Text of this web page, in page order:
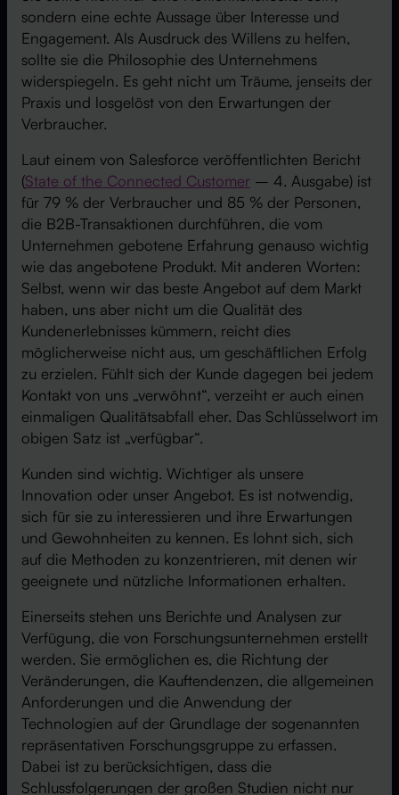
sondern eine echte Aussage über Interesse und
Engagement. Als Ausdruck des Willens zu helfen,
sollte sie die Philosophie des Unternehmens
widerspiegeln. Es geht nicht um Träume, jenseits der
Praxis und losgelöst von den Erwartungen der
Verbraucher.
Laut einem von Salesforce veröffentlichten Bericht
(State of the Connected Customer – 4. Ausgabe) ist
für 79 % der Verbraucher und 85 % der Personen,
die B2B-Transaktionen durchführen, die vom
Unternehmen gebotene Erfahrung genauso wichtig
wie das angebotene Produkt. Mit anderen Worten:
Selbst, wenn wir das beste Angebot auf dem Markt
haben, uns aber nicht um die Qualität des
Kundenerlebnisses kümmern, reicht dies
möglicherweise nicht aus, um geschäftlichen Erfolg
zu erzielen. Fühlt sich der Kunde dagegen bei jedem
Kontakt von uns „verwöhnt“, verzeiht er auch einen
einmaligen Qualitätsabfall eher. Das Schlüsselwort im
obigen Satz ist „verfügbar“.
Kunden sind wichtig. Wichtiger als unsere
Innovation oder unser Angebot. Es ist notwendig,
sich für sie zu interessieren und ihre Erwartungen
und Gewohnheiten zu kennen. Es lohnt sich, sich
auf die Methoden zu konzentrieren, mit denen wir
geeignete und nützliche Informationen erhalten.
Einerseits stehen uns Berichte und Analysen zur
Verfügung, die von Forschungsunternehmen erstellt
werden. Sie ermöglichen es, die Richtung der
Veränderungen, die Kauftendenzen, die allgemeinen
Anforderungen und die Anwendung der
Technologien auf der Grundlage der sogenannten
repräsentativen Forschungsgruppe zu erfassen.
Dabei ist zu berücksichtigen, dass die
Schlussfolgerungen der großen Studien nicht nur